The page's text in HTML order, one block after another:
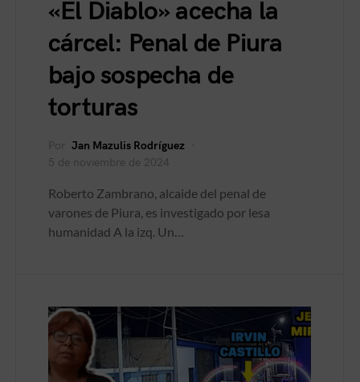
«El Diablo» acecha la
cárcel: Penal de Piura
bajo sospecha de
torturas
Por Jan Mazulis Rodríguez
5 de noviembre de 2024
Roberto Zambrano, alcaide del penal de
varones de Piura, es investigado por lesa
humanidad A la izq. Un…